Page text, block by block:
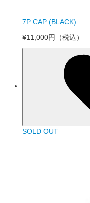
7P CAP (BLACK)
¥11,000円 （税込）
SOLD OUT